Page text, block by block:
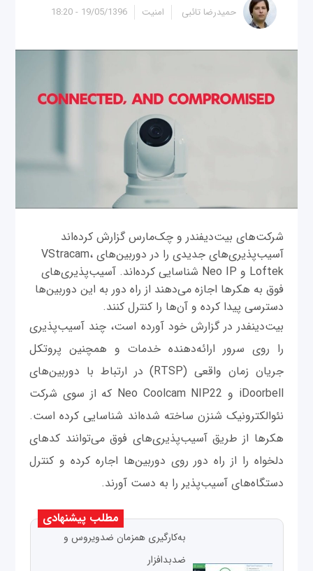
19/05/1396 - 18:20 حمیدرضا تائبی امنیت
شرکت‌های بیت‌دیفندر و چک‌مارس گزارش کرده‌اند
آسیب‌پذیری‌های جدیدی را در دوربین‌های VStracam،
Loftek و Neo IP شناسایی کرده‌اند. آسیب‌پذیری‌های
فوق به هکرها اجازه می‌دهند از راه دور به این دوربین‌ها
دسترسی پیدا کرده و آن‌ها را کنترل کنند.
بیت‌دینفدر در گزارش خود آورده است، چند آسیب‌پذیری
را روی سرور ارائه‌دهنده خدمات و همچنین پروتکل
جریان زمان واقعی (RTSP) در ارتباط با دوربین‌های
iDoorbell و Neo Coolcam NIP22 که از سوی شرکت
نئوالکترونیک شنزن ساخته شده‌اند شناسایی کرده است.
هکرها از طریق آسیب‌پذیری‌های فوق می‌توانند کدهای
دلخواه را از راه دور روی دوربین‌ها اجاره کرده و کنترل
دستگاه‌های آسیب‌پذیر را به دست آورند.
مطلب پیشنهادی
به‌کارگیری همزمان ضدویروس و
ضدبدافزار